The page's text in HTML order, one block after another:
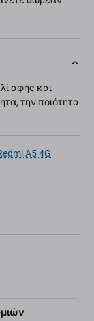
αφής και
την ποιότητα
A5 4G